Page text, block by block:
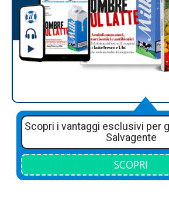
Scopri i vantaggi esclusivi per
Salvagente
SCOPRI